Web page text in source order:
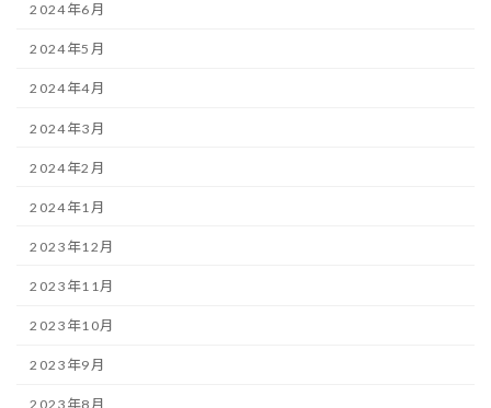
2024年6月
2024年5月
2024年4月
2024年3月
2024年2月
2024年1月
2023年12月
2023年11月
2023年10月
2023年9月
2023年8月